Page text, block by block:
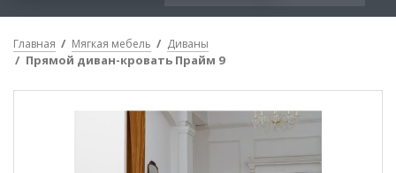
Главная Мягкая мебель Диваны
Прямой диван-кровать Прайм 9